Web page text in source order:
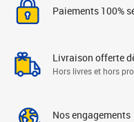
Paiements 100%
Livraison offerte
Hors livres et hors
Nos engagements